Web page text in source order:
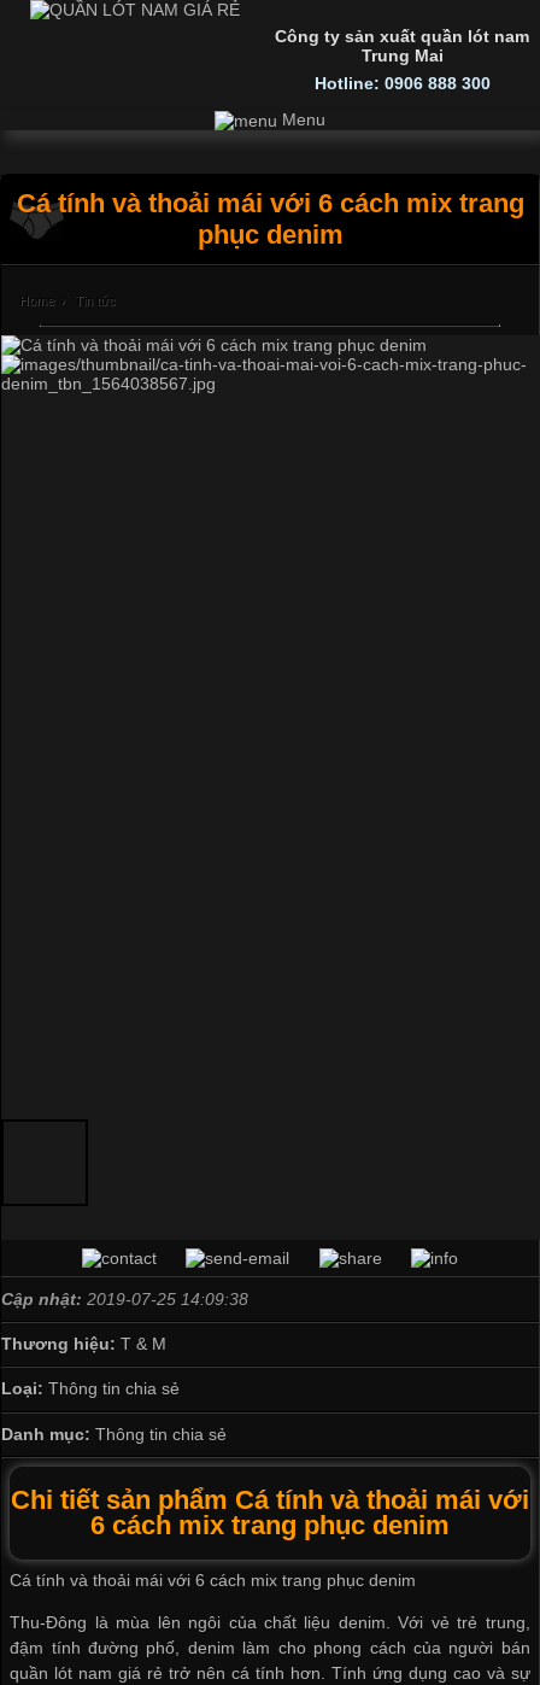
Công ty sản xuất quần lót nam
Trung Mai
Hotline: 0906 888 300
Menu
Cá tính và thoải mái với 6 cách mix trang
phục denim
Home › Tin tức
Cập nhật: 2019-07-25 14:09:38
Thương hiệu: T & M
Loại: Thông tin chia sẻ
Danh mục: Thông tin chia sẻ
Chi tiết sản phẩm Cá tính và thoải mái với
6 cách mix trang phục denim
Cá tính và thoải mái với 6 cách mix trang phục denim
Thu-Đông là mùa lên ngôi của chất liệu denim. Với vẻ trẻ trung,
đậm tính đường phố, denim làm cho phong cách của người bán
quần lót nam giá rẻ trở nên cá tính hơn. Tính ứng dụng cao và sự